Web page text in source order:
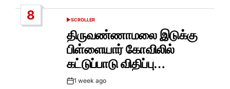
8
POSTED
SCROLLER
திருவண்ணாமலை இடுக்கு
பிள்ளையார் கோவிலில்
கட்டுப்பாடு விதிப்பு…
Post1 week ago